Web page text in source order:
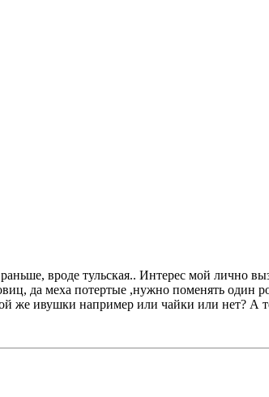
вроде тульская.. Интерес мой лично
да меха потертые ,нужно поменять один
же ивушки например или чайки или нет?